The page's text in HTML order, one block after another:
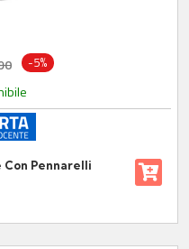
-5%
Con Pennarelli